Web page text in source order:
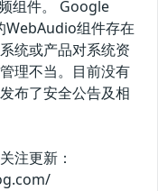
组件。 Google
WebAudio组件存在
统或产品对系统资
理不当。目前没有
布了安全公告及相
注更新：